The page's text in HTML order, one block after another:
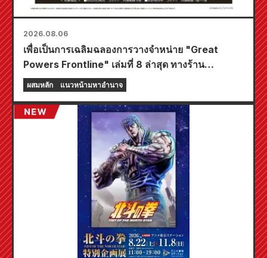
2026.08.06
เพื่อเป็นการเฉลิมฉลองการวางจำหน่าย "Great
Powers Frontline" เล่มที่ 8 ล่าสุด ทางร้าน
Animate ทั่วประเทศจะจัดงานอีเวนต์พิเศษในช่วง
เวลาจำกัด เริ่มตั้งแต่วันที่ 20 สิงหาคม โดยคุณ
สามารถรับมินิการ์ดสุดพิเศษ (ทั้งหมด 4 แบบ) ได้ที่นี่!
ผสมหลัก แนวหน้ามหาอำนาจ